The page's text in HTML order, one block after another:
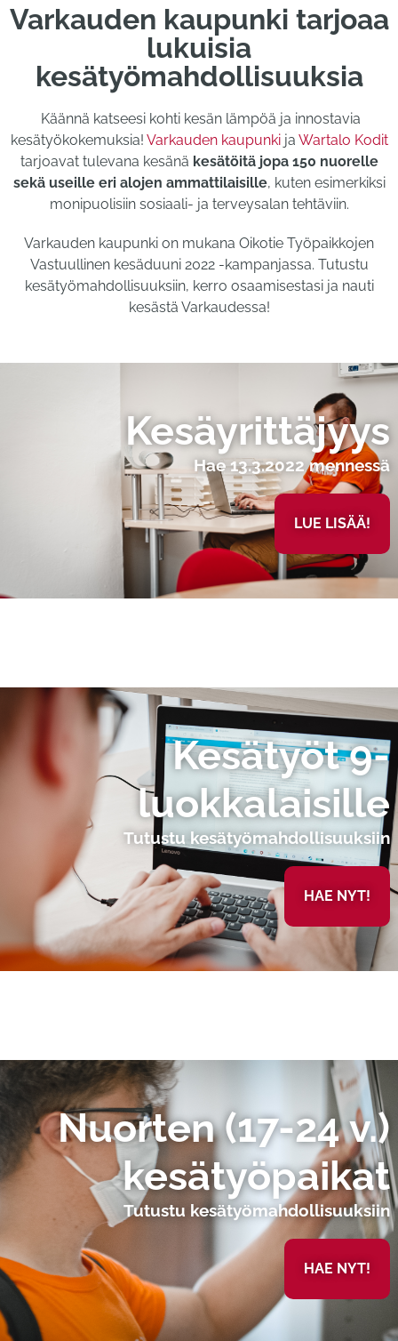
Varkauden kaupunki tarjoaa
lukuisia
kesätyömahdollisuuksia
Käännä katseesi kohti kesän lämpöä ja innostavia
kesätyökokemuksia! Varkauden kaupunkija Wartalo Kodit
tarjoavat tulevana kesänä kesätöitä jopa 150 nuorelle
sekä useille eri alojen ammattilaisille, kuten esimerkiksi
monipuolisiin sosiaali- ja terveysalan tehtäviin.
Varkauden kaupunki on mukana Oikotie Työpaikkojen
Vastuullinen kesäduuni 2022 -kampanjassa. Tutustu
kesätyömahdollisuuksiin, kerro osaamisestasi ja nauti
kesästä Varkaudessa!
Kesäyrittäjyys
Hae 13.3.2022 mennessä
LUE LISÄÄ!
Kesätyöt 9-
luokkalaisille
Tutustu kesätyömahdollisuuksiin
HAE NYT!
Nuorten (17-24 v.)
kesätyöpaikat
Tutustu kesätyömahdollisuuksiin
HAE NYT!